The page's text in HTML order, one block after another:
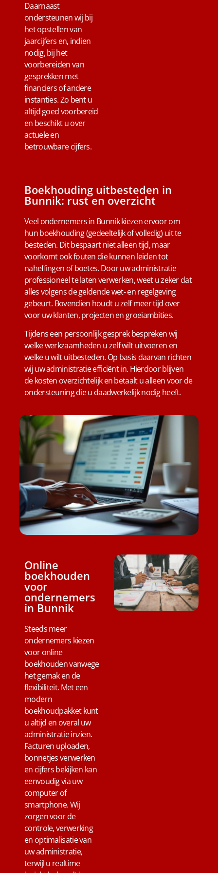
Daarnaast
ondersteunen wij bij
het opstellen van
jaarcijfers en, indien
nodig, bij het
voorbereiden van
gesprekken met
financiers of andere
instanties. Zo bent u
altijd goed voorbereid
en beschikt u over
actuele en
betrouwbare cijfers.
Boekhouding uitbesteden in
Bunnik: rust en overzicht
Veel ondernemers in Bunnik kiezen ervoor om
hun boekhouding (gedeeltelijk of volledig) uit te
besteden. Dit bespaart niet alleen tijd, maar
voorkomt ook fouten die kunnen leiden tot
naheffingen of boetes. Door uw administratie
professioneel te laten verwerken, weet u zeker dat
alles volgens de geldende wet- en regelgeving
gebeurt. Bovendien houdt u zelf meer tijd over
voor uw klanten, projecten en groeiambities.
Tijdens een persoonlijk gesprek bespreken wij
welke werkzaamheden u zelf wilt uitvoeren en
welke u wilt uitbesteden. Op basis daarvan richten
wij uw administratie efficiënt in. Hierdoor blijven
de kosten overzichtelijk en betaalt u alleen voor de
ondersteuning die u daadwerkelijk nodig heeft.
Online
boekhouden
voor
ondernemers
in Bunnik
Steeds meer
ondernemers kiezen
voor online
boekhouden vanwege
het gemak en de
flexibiliteit. Met een
modern
boekhoudpakket kunt
u altijd en overal uw
administratie inzien.
Facturen uploaden,
bonnetjes verwerken
en cijfers bekijken kan
eenvoudig via uw
computer of
smartphone. Wij
zorgen voor de
controle, verwerking
en optimalisatie van
uw administratie,
terwijl u realtime